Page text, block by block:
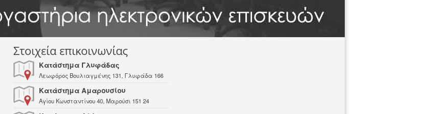
Στοιχεία επικοινωνίας
Κατάστημα Γλυφάδας
Λεωφόρος Βουλιαγμένης 131, Γλυφάδα 166
74
Κατάστημα Αμαρουσίου
Αγίου Κωνσταντίνου 40, Μαρούσι 151 24